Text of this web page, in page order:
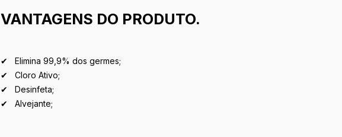
VANTAGENS DO PRODUTO.
✔ Elimina 99,9% dos germes;
✔ Cloro Ativo;
✔ Desinfeta;
✔ Alvejante;